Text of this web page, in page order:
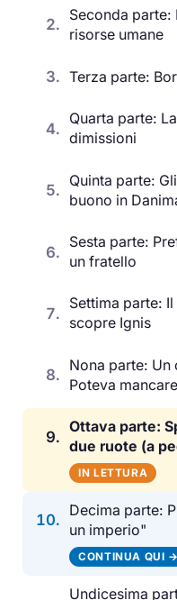
2.
Seconda parte:
risorse umane
3. Terza parte:
4.
Quarta parte:
dimissioni
5.
Quinta parte:
buono in
6.
Sesta parte:
un fratello
7.
Settima parte:
scopre Ignis
8.
Nona parte:
Poteva
9.
Ottava parte:
due ruote (a
IN LETTURA
10.
Decima parte:
un imperio"
CONTINUA QUI →
Undicesima